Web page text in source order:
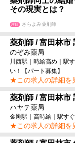
その現実とは？
注目 さらよみ薬剤師
薬剤師 / 富田林市
のぞみ薬局
川西駅｜時給高め｜駅
い！【パート募集】
★この求人の詳細を
薬剤師 / 富田林市
ハヤテ薬局
金剛駅｜高時給｜駅す
★この求人の詳細を